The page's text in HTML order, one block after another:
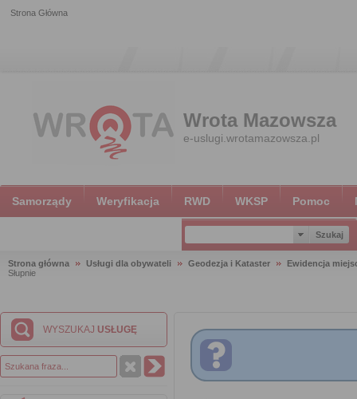
Strona Główna
Wrota Mazowsza
e-uslugi.wrotamazowsza.pl
Samorządy Weryfikacja RWD WKSP Pomoc
Strona główna Usługi dla obywateli Geodezja i Kataster
Ewidencja
Słupnie
WYSZUKAJ USŁUGĘ